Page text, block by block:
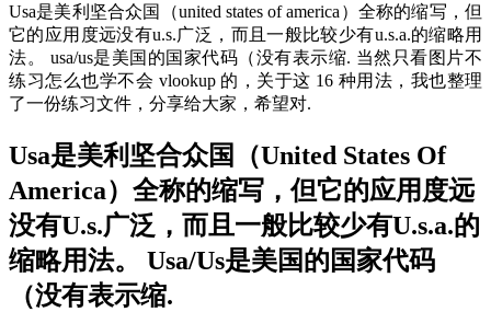
Usa是美利坚合众国（united states of america）全称的缩写，但
它的应用度远没有u.s.广泛，而且一般比较少有u.s.a.的缩略用
法。 usa/us是美国的国家代码（没有表示缩. 当然只看图片不
练习怎么也学不会 vlookup 的，关于这 16 种用法，我也整理
了一份练习文件，分享给大家，希望对.
Usa是美利坚合众国（United States Of
America）全称的缩写，但它的应用度远
没有U.s.广泛，而且一般比较少有U.s.a.的
缩略用法。 Usa/Us是美国的国家代码
（没有表示缩.